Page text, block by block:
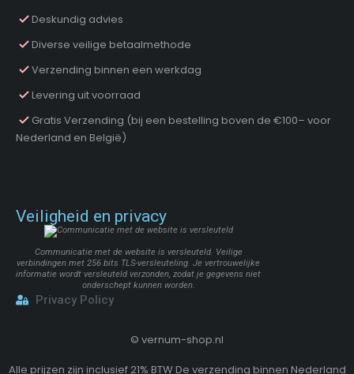
Deskundig advies
Diverse veilige betaalmethode
Verzending binnen een werkdag
Levering uit voorraad
Gratis Verzending (bij een bestelling boven de €100– voor
Nederland en België)
Veiligheid en privacy
Communicatie met de website is versleuteld. Veilige
verbindingen met 256 bits TLS-versleuteling. Je vertrouwelijke
informatie wordt versleuteld verzonden, zodat je gegevens niet
onderschept kunnen worden.
Privacy Policy
© vernum-shop.nl
Alle prijzen zijn inclusief 21% BTW De verzending binnen Nederland